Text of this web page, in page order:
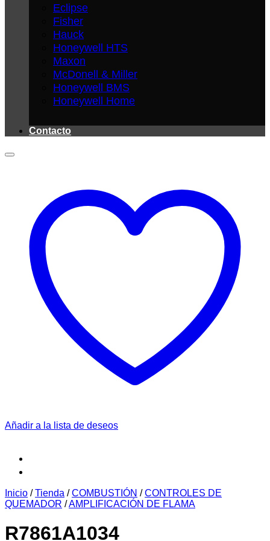
Eclipse
Fisher
Hauck
Honeywell HTS
Maxon
McDonell & Miller
Honeywell BMS
Honeywell Home
Contacto
Añadir a la lista de deseos
Inicio / Tienda / COMBUSTIÓN / CONTROLES DE
QUEMADOR /AMPLIFICACIÓN DE FLAMA
R7861A1034